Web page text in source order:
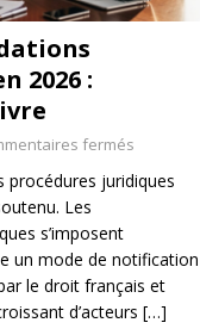
2026 :
fermés
procédures juridiques
Les
s’imposent
un mode de notification
le droit français et
d’acteurs […]